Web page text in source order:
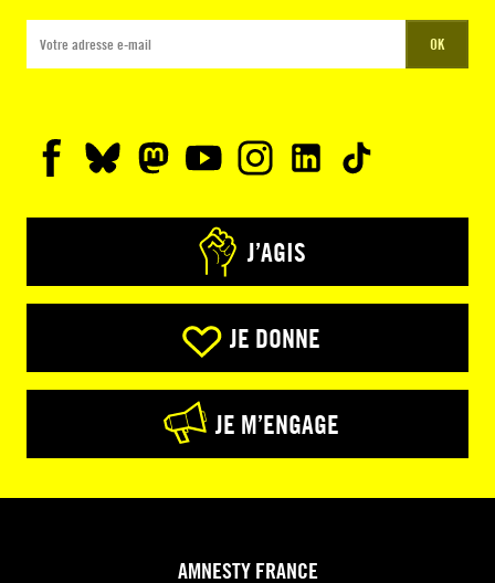
OK
J’AGIS
JE DONNE
JE M’ENGAGE
AMNESTY FRANCE